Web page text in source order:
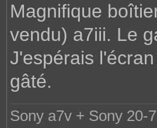
a
g
Magnifique
vendu) a7iii. Le
J'espérais
gâté.
Sony a7v + Sony 20-